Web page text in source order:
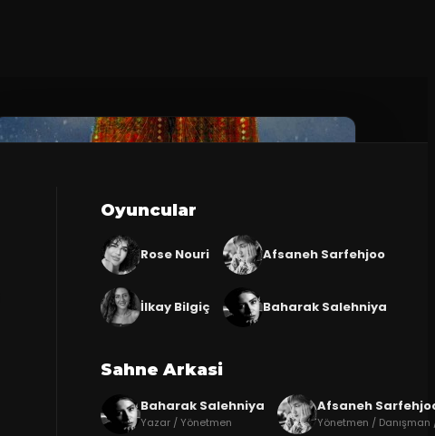
Oyuncular
Rose Nouri Afsaneh Sarfehjoo
İlkay Bilgiç Baharak Salehniya
Sahne Arkasi
Baharak Salehniya
Yazar / Yönetmen
Afsaneh
Yönetmen /